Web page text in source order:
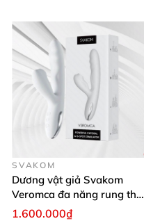
SVAKOM
Dương vật giả Svakom
Veromca đa năng rung thụt
nhánh phụ hút cực mạnh
1.600.000₫